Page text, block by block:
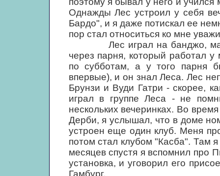
Однажды Лес устроил у себя
Бардо", и я даже потискал ее
пор стал относиться ко мне
Лес играл на банджо,
через парня, который работал
по субботам, а у того парня
впервые), и он знал Леса. Лес
Брунзи и Вуди Гатри - скорее,
играл в группе Леса - не
нескольких вечеринках. Во
Дерби, я услышал, что в доме
устроен еще один клуб. Меня
потом стал клубом "Касба". Там
месяцев спустя я вспомнил про
установка, и уговорил его
Гамбург.